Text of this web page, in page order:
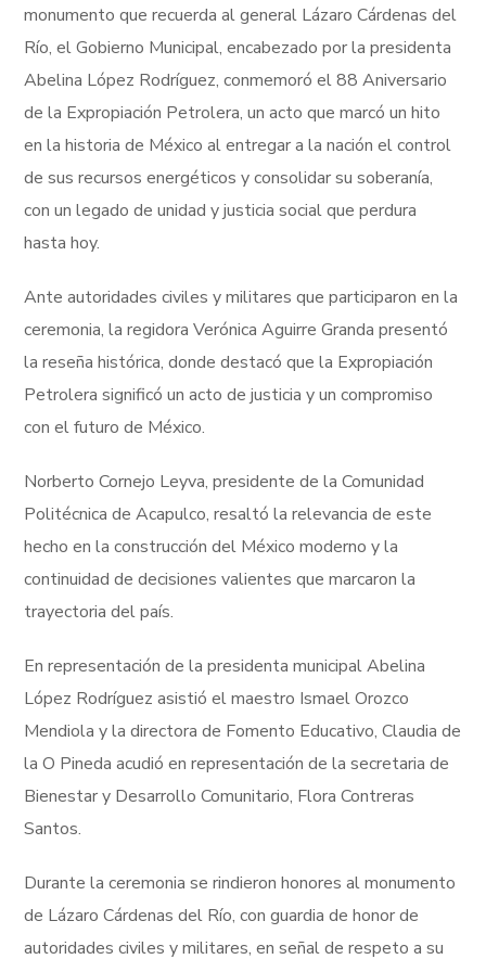
monumento que recuerda al general Lázaro Cárdenas del
Río, el Gobierno Municipal, encabezado por la presidenta
Abelina López Rodríguez, conmemoró el 88 Aniversario
de la Expropiación Petrolera, un acto que marcó un hito
en la historia de México al entregar a la nación el control
de sus recursos energéticos y consolidar su soberanía,
con un legado de unidad y justicia social que perdura
hasta hoy.
Ante autoridades civiles y militares que participaron en la
ceremonia, la regidora Verónica Aguirre Granda presentó
la reseña histórica, donde destacó que la Expropiación
Petrolera significó un acto de justicia y un compromiso
con el futuro de México.
Norberto Cornejo Leyva, presidente de la Comunidad
Politécnica de Acapulco, resaltó la relevancia de este
hecho en la construcción del México moderno y la
continuidad de decisiones valientes que marcaron la
trayectoria del país.
En representación de la presidenta municipal Abelina
López Rodríguez asistió el maestro Ismael Orozco
Mendiola y la directora de Fomento Educativo, Claudia de
la O Pineda acudió en representación de la secretaria de
Bienestar y Desarrollo Comunitario, Flora Contreras
Santos.
Durante la ceremonia se rindieron honores al monumento
de Lázaro Cárdenas del Río, con guardia de honor de
autoridades civiles y militares, en señal de respeto a su